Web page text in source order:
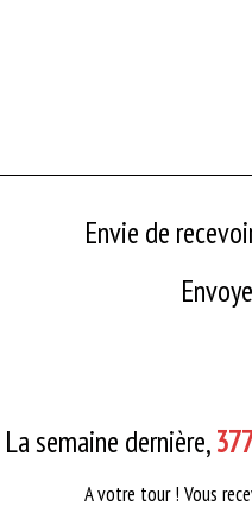
Envie de
La semaine dernière,377
A votre tour ! Vous